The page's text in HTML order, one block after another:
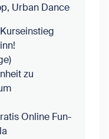
Urban Dance
zu
Online Fun-